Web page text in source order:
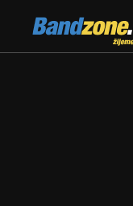
Bandzone.cz
žijeme hudbou